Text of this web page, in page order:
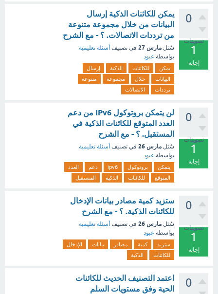
0
تصويتات
1
إجابة
يمكن للكائنات الذكية إرسال
البيانات من خلال مجموعة متنوعة
من ترددات الاتصالات. ؟ - مع الشرح
سُئل مارس 27 في تصنيف أسئلة تعليمية
بواسطة عبود
يمكن للكائنات الذكية
إرسال
البيانات
خلال مجموعة
متنوعة
ترددات
الاتصالات
0
تصويتات
1
إجابة
لن يتمكن بروتوكول IPv6 من دعم
العدد المتوقع للكائنات الذكية في
المستقبل. ؟ - مع الشرح
سُئل مارس 26 في تصنيف أسئلة تعليمية
بواسطة عبود
يتمكن بروتوكول ipv6 دعم
العدد
المتوقع
للكائنات الذكية المستقبل
0
تصويتات
1
إجابة
ستزيد كمية مصادر بيانات الإدخال
للكائنات الذكية. ؟ - مع الشرح
سُئل مارس 26 في تصنيف أسئلة تعليمية
بواسطة عبود
ستزيد كمية مصادر بيانات
الإدخال
للكائنات
الذكية
0
اعتمد التصنيف الحديث للكائنات
الحية وفق مستويات السلم